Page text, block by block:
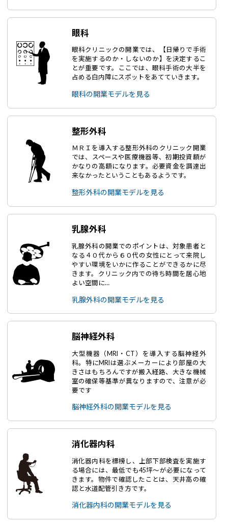
眼科
眼科クリニックの開業では、【日帰りで手術
を実施するのか・しないのか】を決定するこ
とが重要です。ここでは、眼科手術の大半を
占める白内障にスポットをあてていきます。
眼科の開業モデルを見る
整形外科
ＭＲＩを導入する整形外科のクリニック開業
では、スペースや医療機器等、初期投資額が
かなりの高額になります。必要資金を調達出
来なかったということもあるようです。
整形外科の開業モデルを見る
乳腺外科
乳腺外科の開業でのポイントは、対象患者と
なる４０代から６０代の女性にとって来院し
やすい環境をいかに作ることができるかに尽
きます。クリニック内での待ち時間を居心地
よい空間に…
乳腺外科の開業モデルを見る
脳神経外科
大型機器（MRI・CT）を導入する脳神経外
科。特にMRIは選ぶメーカーにより部屋の大
きさはもちろんですが搬入経路、大きな機械
室の確保等基準が異なりますので、注意が必
要です
脳神経外科の開業モデルを見る
消化器内科
消化器内科を標榜し、上部下部検査を実施す
る場合には、最低でも45坪～が必要になって
きます。物件で確認したことは、天井高の確
認と水道配管引き方です。
消化器内科の開業モデルを見る